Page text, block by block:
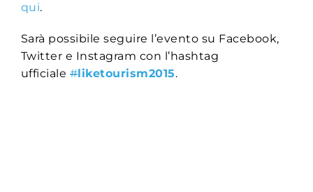
qui.
Sarà possibile seguire l’evento su Facebook,
Twitter e Instagram con l’hashtag
ufficiale #liketourism2015.